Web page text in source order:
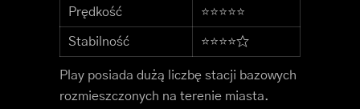
Prędkość ⭐⭐⭐⭐⭐
Stabilność ⭐⭐⭐⭐☆
Play posiada dużą liczbę stacji bazowych
rozmieszczonych na terenie miasta.